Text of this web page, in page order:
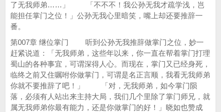
了无我师弟……」 「不不不！我公孙无我才疏学浅，岂
能担任掌门之位！」公孙无我心里暗笑，嘴上却还要推辞一
番。
第007章 继位掌门 听到公孙无我推辞做掌门之位，妙一
赶紧说道：「无我师弟，这些年以来，你一直在帮着掌门打理
蜀山的各种事宜，可谓深得人心。而现在，掌门又已经身死，
临终之前又住嘱咐你做掌门，可谓是名正言顺，我看无我师弟
你就不要推辞了吧！」 「对，无我师弟，如今掌门陨
落，必须有人站出来主持大局，我们几个里除了掌门师兄，就
属无我师弟你最有能力，还是你做掌门的好！」晓如也赞成